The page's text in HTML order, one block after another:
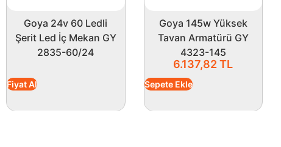
Goya 24v 60 Ledli
Şerit Led İç Mekan GY
2835-60/24
Fiyat Al
Goya 145w Yüksek
Tavan Armatürü GY
4323-145
6.137,82TL
Sepete Ekle